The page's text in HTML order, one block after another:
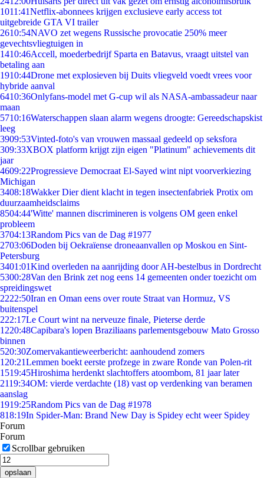
1011:41Netflix-abonnees krijgen exclusieve early access tot
uitgebreide GTA VI trailer
2610:54NAVO zet wegens Russische provocatie 250% meer
gevechtsvliegtuigen in
1410:46Accell, moederbedrijf Sparta en Batavus, vraagt uitstel van
betaling aan
1910:44Drone met explosieven bij Duits vliegveld voedt vrees voor
hybride aanval
6410:36Onlyfans-model met G-cup wil als NASA-ambassadeur naar
maan
5710:16Waterschappen slaan alarm wegens droogte: Gereedschapskist
leeg
3909:53Vinted-foto's van vrouwen massaal gedeeld op seksfora
309:33XBOX platform krijgt zijn eigen "Platinum" achievements dit
jaar
4609:22Progressieve Democraat El-Sayed wint nipt voorverkiezing
Michigan
3408:18Wakker Dier dient klacht in tegen insectenfabriek Protix om
duurzaamheidsclaims
8504:44'Witte' mannen discrimineren is volgens OM geen enkel
probleem
3704:13Random Pics van de Dag #1977
2703:06Doden bij Oekraïense droneaanvallen op Moskou en Sint-
Petersburg
3401:01Kind overleden na aanrijding door AH-bestelbus in Dordrecht
5300:28Van den Brink zet nog eens 14 gemeenten onder toezicht om
spreidingswet
2222:50Iran en Oman eens over route Straat van Hormuz, VS
buitenspel
222:17Le Court wint na nerveuze finale, Pieterse derde
1220:48Capibara's lopen Braziliaans parlementsgebouw Mato Grosso
binnen
520:30Zomervakantieweerbericht: aanhoudend zomers
1 20:21Lemmen boekt eerste profzege in zware Ronde van Polen-rit
1519:45Hiroshima herdenkt slachtoffers atoombom, 81 jaar later
2119:34OM: vierde verdachte (18) vast op verdenking van beramen
aanslag
1919:25Random Pics van de Dag #1978
818:19In Spider-Man: Brand New Day is Spidey echt weer Spidey
Forum
Forum
Scrollbar gebruiken
opslaan